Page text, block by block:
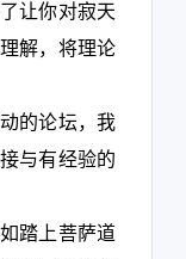
让你对寂天
解，将理论
的论坛，我
与有经验的
踏上菩萨道